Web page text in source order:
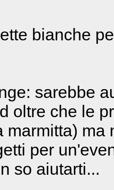
bianche
sarebbe
oltre che le
marmitta)
per
so aiutarti...